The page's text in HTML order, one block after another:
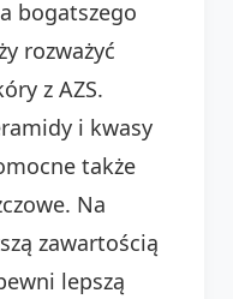
bogatszego
rozważyć
z AZS.
i kwasy
także
Na
zawartością
lepszą